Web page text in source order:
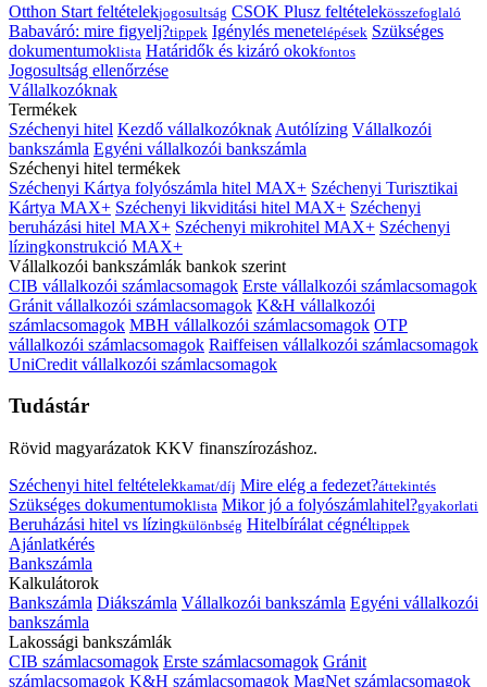
Otthon Start feltételekjogosultság CSOK Plusz feltételekösszefoglaló
Babaváró: mire figyelj?tippek Igénylés menetelépések Szükséges
dokumentumoklista Határidők és kizáró okokfontos
Jogosultság ellenőrzése
Vállalkozóknak
Termékek
Széchenyi hitel Kezdő vállalkozóknak Autólízing Vállalkozói
bankszámla Egyéni vállalkozói bankszámla
Széchenyi hitel termékek
Széchenyi Kártya folyószámla hitel MAX+ Széchenyi Turisztikai
Kártya MAX+ Széchenyi likviditási hitel MAX+ Széchenyi
beruházási hitel MAX+ Széchenyi mikrohitel MAX+ Széchenyi
lízingkonstrukció MAX+
Vállalkozói bankszámlák bankok szerint
CIB vállalkozói számlacsomagok Erste vállalkozói számlacsomagok
Gránit vállalkozói számlacsomagok K&H vállalkozói
számlacsomagok MBH vállalkozói számlacsomagok OTP
vállalkozói számlacsomagok Raiffeisen vállalkozói számlacsomagok
UniCredit vállalkozói számlacsomagok
Tudástár
Rövid magyarázatok KKV finanszírozáshoz.
Széchenyi hitel feltételekkamat/díj Mire elég a fedezet?áttekintés
Szükséges dokumentumoklista Mikor jó a folyószámlahitel?gyakorlati
Beruházási hitel vs lízingkülönbség Hitelbírálat cégnéltippek
Ajánlatkérés
Bankszámla
Kalkulátorok
Bankszámla Diákszámla Vállalkozói bankszámla Egyéni vállalkozói
bankszámla
Lakossági bankszámlák
CIB számlacsomagok Erste számlacsomagok Gránit
számlacsomagok K&H számlacsomagok MagNet számlacsomagok